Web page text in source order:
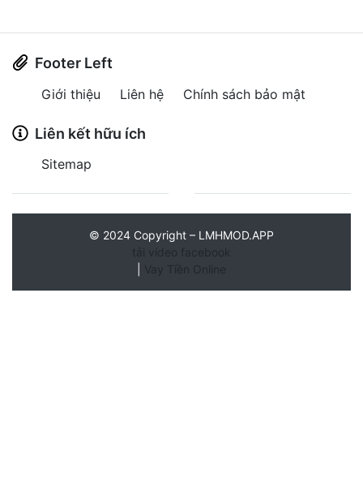
Footer Left
Giới thiệu Liên hệ Chính sách bảo mật
Liên kết hữu ích
Sitemap
© 2024 Copyright – LMHMOD.APP
tải video facebook
Vay Tiền Online